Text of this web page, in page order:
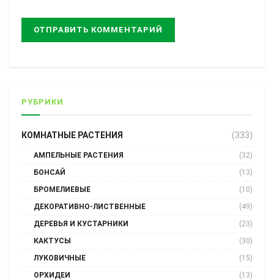
РУБРИКИ
КОМНАТНЫЕ РАСТЕНИЯ (333)
АМПЕЛЬНЫЕ РАСТЕНИЯ
(32)
БОНСАЙ
(13)
БРОМЕЛИЕВЫЕ
(10)
ДЕКОРАТИВНО-ЛИСТВЕННЫЕ
(49)
ДЕРЕВЬЯ И КУСТАРНИКИ
(23)
КАКТУСЫ
(30)
ЛУКОВИЧНЫЕ
(15)
ОРХИДЕИ
(13)